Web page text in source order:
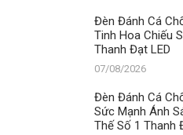
Đèn Đánh Cá
Tinh Hoa Chiếu
Thanh Đạt LED
07/08/2026
Đèn Đánh Cá
Sức Mạnh Ánh
Thế Số 1 Thanh